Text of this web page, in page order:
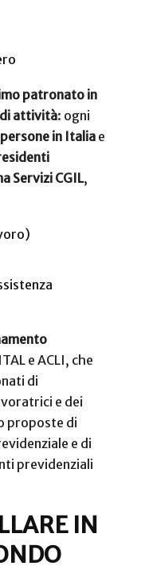
patronato in
di attività: ogni
in Italia e
Servizi CGIL,
e ACLI, che
di
e dei
proposte di
e di
previdenziali
IN